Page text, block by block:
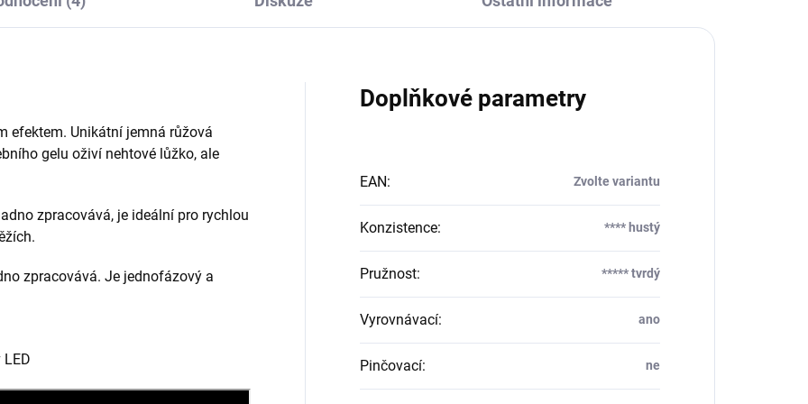
efektem. Unikátní jemná růžová
gelu oživí nehtové lůžko, ale
zpracovává, je ideální pro rychlou
zpracovává. Je jednofázový a
Doplňkové parametry
EAN: Zvolte variantu
Konzistence: **** hustý
Pružnost: ***** tvrdý
Vyrovnávací: ano
Pinčovací: ne